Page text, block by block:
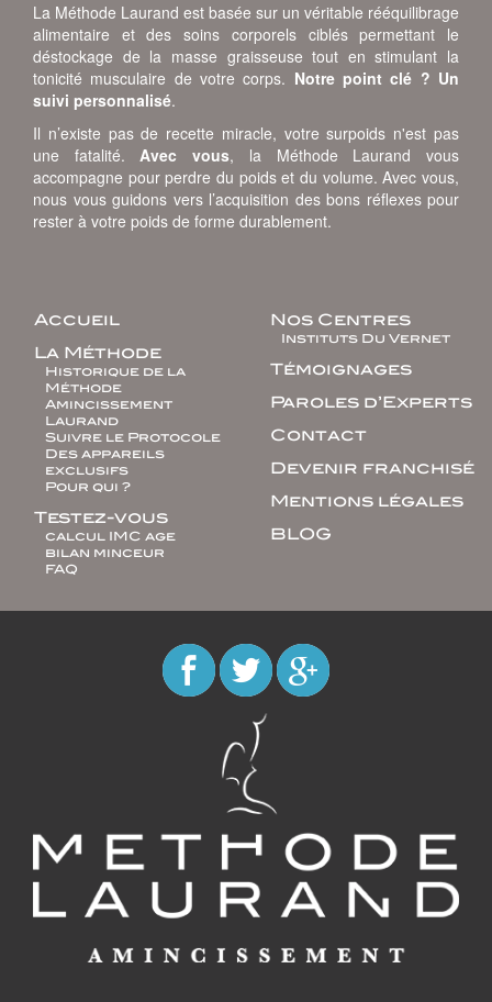
La Méthode Laurand est basée sur un véritable rééquilibrage
alimentaire et des soins corporels ciblés permettant le
déstockage de la masse graisseuse tout en stimulant la
tonicité musculaire de votre corps. Notre point clé ? Un
suivi personnalisé.
Il n’existe pas de recette miracle, votre surpoids n'est pas
une fatalité.Avec vous, la Méthode Laurand vous
accompagne pour perdre du poids et du volume. Avec vous,
nous vous guidons vers l’acquisition des bons réflexes pour
rester à votre poids de forme durablement.
Accueil
La Méthode
Historique de la
Méthode
Amincissement
Laurand
Suivre le Protocole
Des appareils
exclusifs
Pour qui ?
Testez-vous
calcul IMC age
bilan minceur
FAQ
Nos Centres
Instituts Du Vernet
Témoignages
Paroles d’Experts
Contact
Devenir franchisé
Mentions légales
BLOG